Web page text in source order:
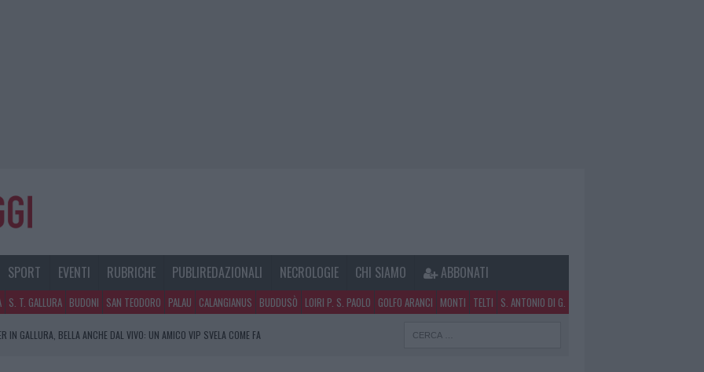
SPORT EVENTI RUBRICHE PUBLIREDAZIONALI NECROLOGIE CHI SIAMO ABBONATI
S. T. GALLURA BUDONI SAN TEODORO PALAU CALANGIANUS BUDDUSÒ LOIRI P. S. PAOLO GOLFO ARANCI MONTI TELTI S. ANTONIO DI G.
IN GALLURA, BELLA ANCHE DAL VIVO: UN AMICO VIP SVELA COME FA